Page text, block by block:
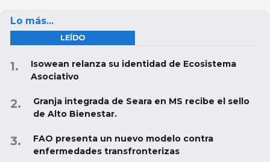
Lo más...
LEÍDO
Isowean relanza su identidad de Ecosistema
Asociativo
Granja integrada de Seara en MS recibe el sello
de Alto Bienestar.
FAO presenta un nuevo modelo contra
enfermedades transfronterizas